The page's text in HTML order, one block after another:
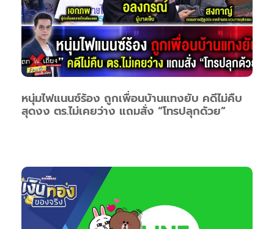
หนุ่มไฟแนนซ์ร้อง ถูกเพื่อนบ้านแทงยับ คดีไม่คืบ
สุดงง ตร.ไม่เคยว่าง แถมสั่ง “โทรปลุกด้วย”